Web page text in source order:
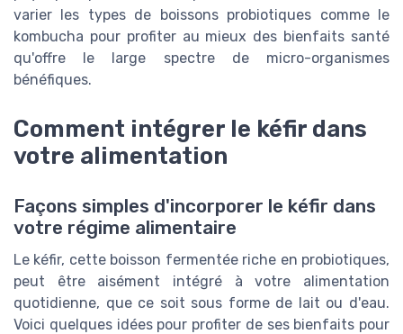
varier les types de boissons probiotiques comme le
kombucha pour profiter au mieux des bienfaits santé
qu'offre le large spectre de micro-organismes
bénéfiques.
Comment intégrer le kéfir dans
votre alimentation
Façons simples d'incorporer le kéfir dans
votre régime alimentaire
Le kéfir, cette boisson fermentée riche en probiotiques,
peut être aisément intégré à votre alimentation
quotidienne, que ce soit sous forme de lait ou d'eau.
Voici quelques idées pour profiter de ses bienfaits pour